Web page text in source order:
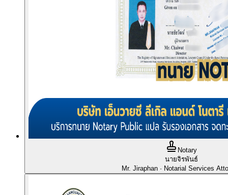
Notary
นายจิรพันธ์
Mr. Jiraphan· Notarial Services